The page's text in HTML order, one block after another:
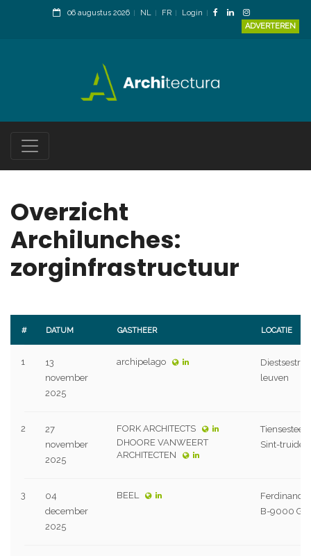
06 augustus 2026 NL FR
Login
ADVERTEREN
Overzicht
Archilunches:
zorginfrastructuur
# DATUM GASTHEER LOCATIE
1
13
november
2025
archipelago
leuven
2
27
november
2025
FORK ARCHITECTS
DHOORE VANWEERT
ARCHITECTEN
Sint-truiden
3
04
december
2025
BEEL
Ferdinand
B-9000